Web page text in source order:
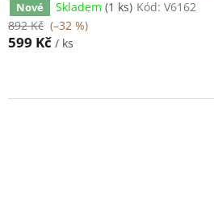
Nové Skladem (1 ks) Kód: V6162
892 Kč (–32 %)
599 Kč / ks